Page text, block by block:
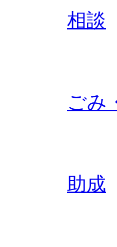
相談
ごみ
助成